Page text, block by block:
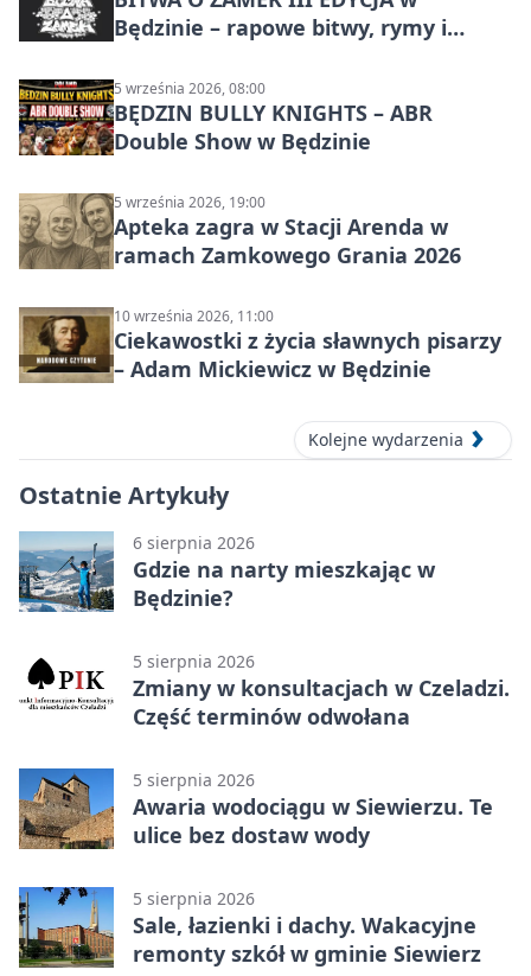
Będzinie – rapowe bitwy, rymy i
5 września 2026, 08:00
BĘDZIN BULLY KNIGHTS – ABR
Double Show w Będzinie
5 września 2026, 19:00
Apteka zagra w Stacji Arenda w
ramach Zamkowego Grania 2026
10 września 2026, 11:00
Ciekawostki z życia sławnych pisarzy
– Adam Mickiewicz w Będzinie
Kolejne wydarzenia
Ostatnie Artykuły
6 sierpnia 2026
Gdzie na narty mieszkając w
Będzinie?
5 sierpnia 2026
Zmiany w konsultacjach w Czeladzi.
Część terminów odwołana
5 sierpnia 2026
Awaria wodociągu w Siewierzu. Te
ulice bez dostaw wody
5 sierpnia 2026
Sale, łazienki i dachy. Wakacyjne
remonty szkół w gminie Siewierz